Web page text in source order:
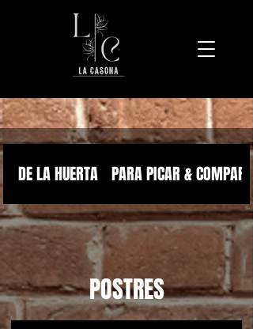
DE LA HUERTA PARA PICAR & COMPARTIR
POSTRES